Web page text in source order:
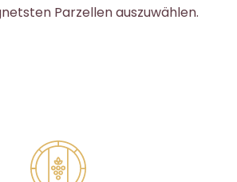
Parzellen auszuwählen.